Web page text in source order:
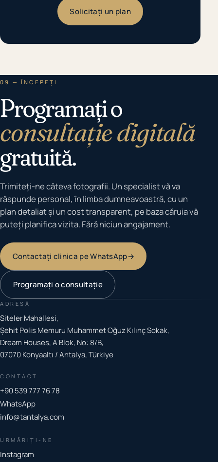
Solicitați un plan
09 — ÎNCEPEȚI
Programați o
consultație digitală
gratuită.
Trimiteți-ne câteva fotografii. Un specialist vă va
răspunde personal, în limba dumneavoastră, cu un
plan detaliat și un cost transparent, pe baza căruia vă
puteți planifica vizita. Fără niciun angajament.
Contactați clinica pe WhatsApp→
Programați o consultație
ADRESĂ
Siteler Mahallesi,
Şehit Polis Memuru Muhammet Oğuz Kılınç Sokak,
Dream Houses, A Blok, No: 8/B,
07070 Konyaaltı / Antalya, Türkiye
CONTACT
+90 539 777 76 78
WhatsApp
info@tantalya.com
URMĂRIȚI-NE
Instagram